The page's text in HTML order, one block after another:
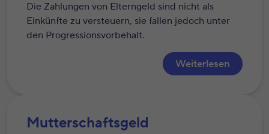
Die Zahlungen von Elterngeld sind nicht als
Einkünfte zu versteuern, sie fallen jedoch unter
den Progressionsvorbehalt.
Weiterlesen
Mutterschaftsgeld